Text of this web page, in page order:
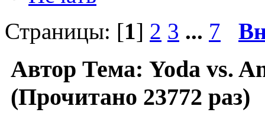
Страницы: [1] 2 3 ... 7
Автор Тема: Yoda vs.
(Прочитано 23772 раз)